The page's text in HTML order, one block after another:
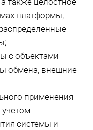
платформы,
с объектами
обмена, внешние
применения
системы и